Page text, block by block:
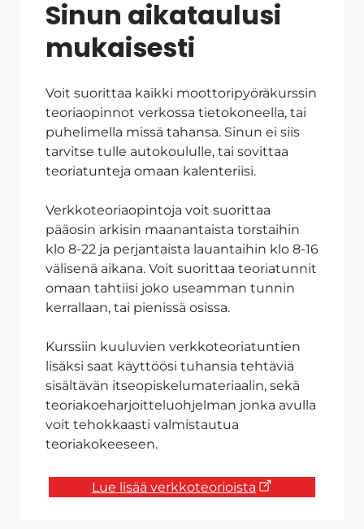
Sinun aikataulusi
mukaisesti
Voit suorittaa kaikki moottoripyöräkurssin
teoriaopinnot verkossa tietokoneella, tai
puhelimella missä tahansa. Sinun ei siis
tarvitse tulle autokoululle, tai sovittaa
teoriatunteja omaan kalenteriisi.
Verkkoteoriaopintoja voit suorittaa
pääosin arkisin maanantaista torstaihin
klo 8-22 ja perjantaista lauantaihin klo 8-16
välisenä aikana. Voit suorittaa teoriatunnit
omaan tahtiisi joko useamman tunnin
kerrallaan, tai pienissä osissa.
Kurssiin kuuluvien verkkoteoriatuntien
lisäksi saat käyttöösi tuhansia tehtäviä
sisältävän itseopiskelumateriaalin, sekä
teoriakoeharjoitteluohjelman jonka avulla
voit tehokkaasti valmistautua
teoriakokeeseen.
Lue lisää verkkoteorioista